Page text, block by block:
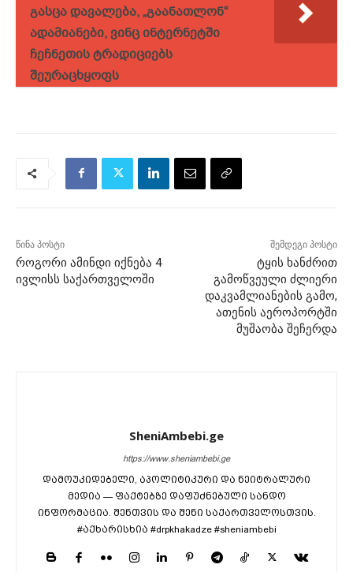
გასცა დავალება, „გაანათლონ“
ადამიანები, ვინც ინტერნეტში
ჩეჩნეთის ტრადიციებს
შეურაცხყოფს
წინა პოსტი
როგორი ამინდი იქნება 4
ივლისს საქართველოში
შემდეგი პოსტი
ტყის ხანძრით
გამოწვეული ძლიერი
დაკვამლიანების გამო,
ათენის აეროპორტში
მუშაობა შეჩერდა
SheniAmbebi.ge
https://www.sheniambebi.ge
დამოუკიდებელი, აპოლიტიკური და ნეიტრალური
მედია — ფაქტებზე დაფუძნებული სანდო
ინფორმაცია. შენთვის და შენი საქართველოსთვის.
#აქხარისხია #drpkhakadze #sheniambebi